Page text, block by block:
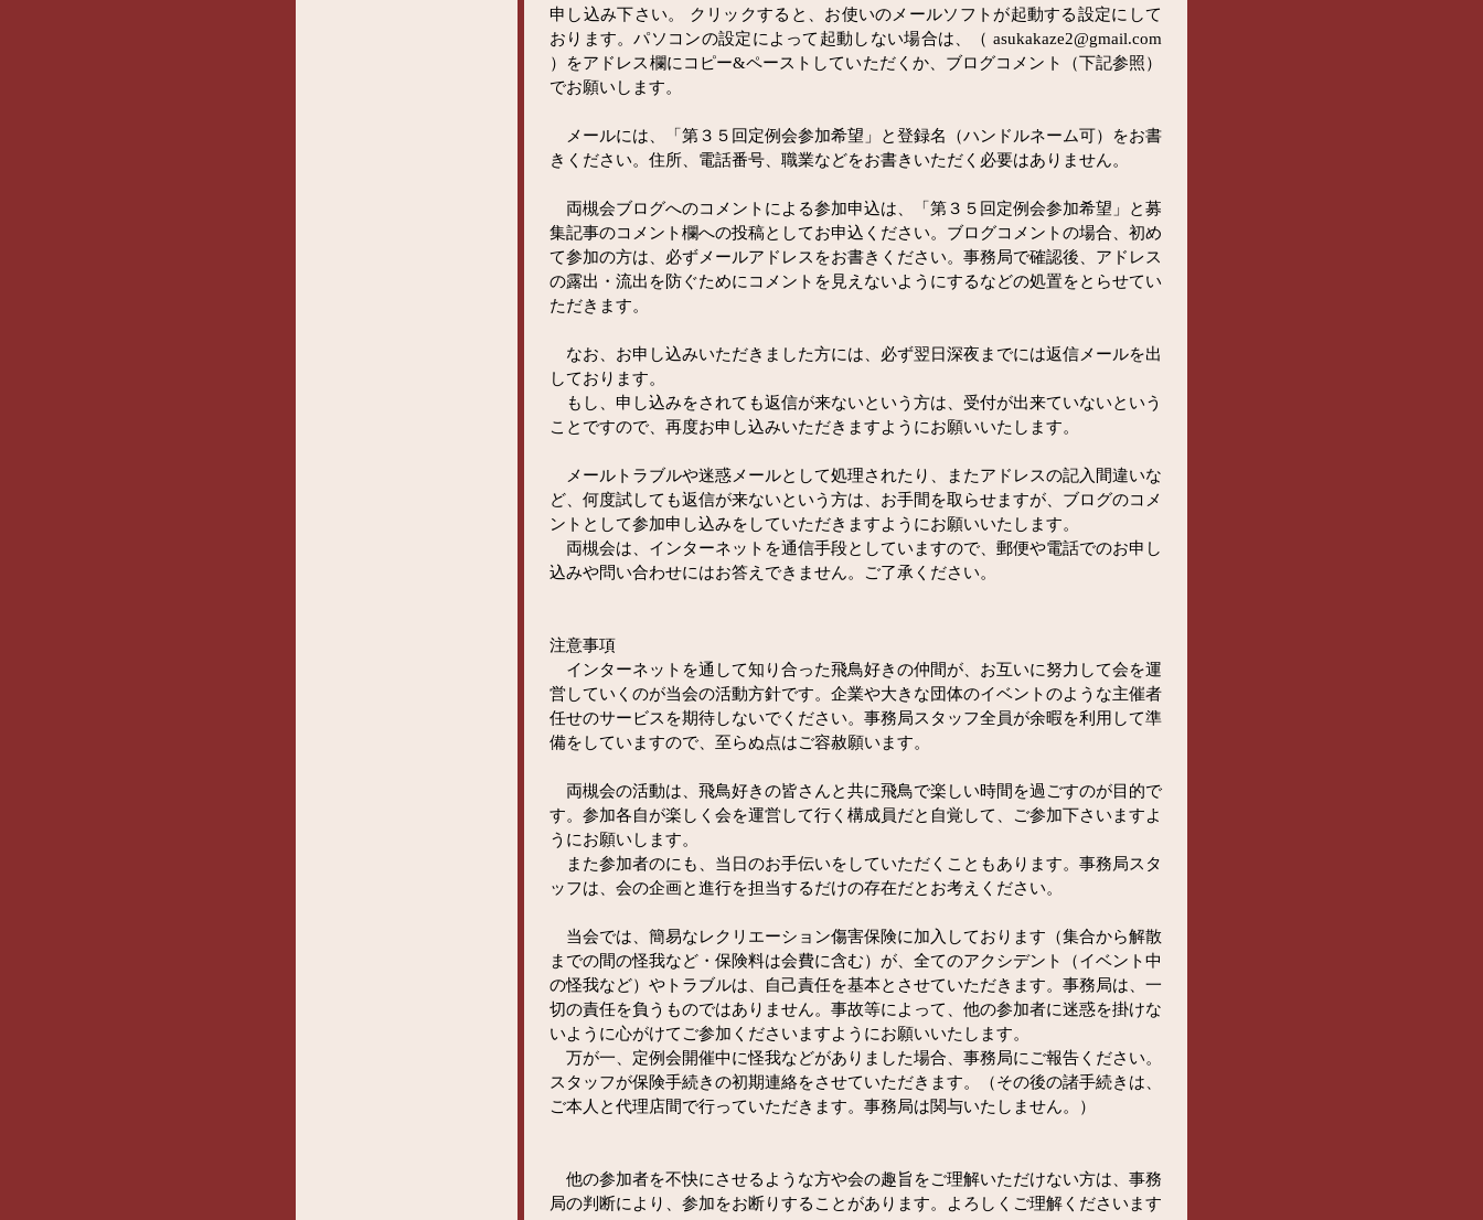
申し込み下さい。 クリックすると、お使いのメールソフトが起動する設定にして
おります。パソコンの設定によって起動しない場合は、（ asukakaze2@gmail.com
）をアドレス欄にコピー&ペーストしていただくか、ブログコメント（下記参照）
でお願いします。
メールには、「第３５回定例会参加希望」と登録名（ハンドルネーム可）をお書
きください。住所、電話番号、職業などをお書きいただく必要はありません。
両槻会ブログへのコメントによる参加申込は、「第３５回定例会参加希望」と募
集記事のコメント欄への投稿としてお申込ください。ブログコメントの場合、初め
て参加の方は、必ずメールアドレスをお書きください。事務局で確認後、アドレス
の露出・流出を防ぐためにコメントを見えないようにするなどの処置をとらせてい
ただきます。
なお、お申し込みいただきました方には、必ず翌日深夜までには返信メールを出
しております。
もし、申し込みをされても返信が来ないという方は、受付が出来ていないという
ことですので、再度お申し込みいただきますようにお願いいたします。
メールトラブルや迷惑メールとして処理されたり、またアドレスの記入間違いな
ど、何度試しても返信が来ないという方は、お手間を取らせますが、ブログのコメ
ントとして参加申し込みをしていただきますようにお願いいたします。
両槻会は、インターネットを通信手段としていますので、郵便や電話でのお申し
込みや問い合わせにはお答えできません。ご了承ください。
注意事項
インターネットを通して知り合った飛鳥好きの仲間が、お互いに努力して会を運
営していくのが当会の活動方針です。企業や大きな団体のイベントのような主催者
任せのサービスを期待しないでください。事務局スタッフ全員が余暇を利用して準
備をしていますので、至らぬ点はご容赦願います。
両槻会の活動は、飛鳥好きの皆さんと共に飛鳥で楽しい時間を過ごすのが目的で
す。参加各自が楽しく会を運営して行く構成員だと自覚して、ご参加下さいますよ
うにお願いします。
また参加者のにも、当日のお手伝いをしていただくこともあります。事務局スタ
ッフは、会の企画と進行を担当するだけの存在だとお考えください。
当会では、簡易なレクリエーション傷害保険に加入しております（集合から解散
までの間の怪我など・保険料は会費に含む）が、全てのアクシデント（イベント中
の怪我など）やトラブルは、自己責任を基本とさせていただきます。事務局は、一
切の責任を負うものではありません。事故等によって、他の参加者に迷惑を掛けな
いように心がけてご参加くださいますようにお願いいたします。
万が一、定例会開催中に怪我などがありました場合、事務局にご報告ください。
スタッフが保険手続きの初期連絡をさせていただきます。（その後の諸手続きは、
ご本人と代理店間で行っていただきます。事務局は関与いたしません。）
他の参加者を不快にさせるような方や会の趣旨をご理解いただけない方は、事務
局の判断により、参加をお断りすることがあります。よろしくご理解くださいます